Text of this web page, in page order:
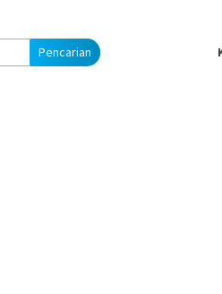
Pencarian